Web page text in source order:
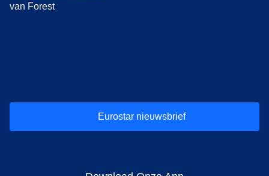
van Forest
Eurostar nieuwsbrief